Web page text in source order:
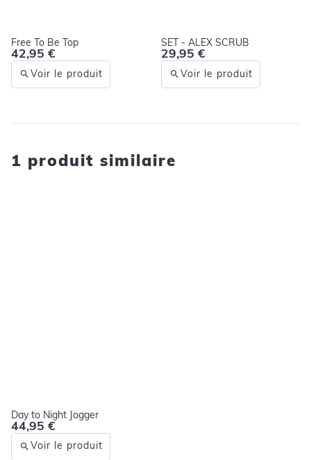
Free To Be Top
42,95 €
Voir le produit
SET - ALEX SCRUB
29,95 €
Voir le produit
1 produit similaire
Day to Night Jogger
44,95 €
Voir le produit